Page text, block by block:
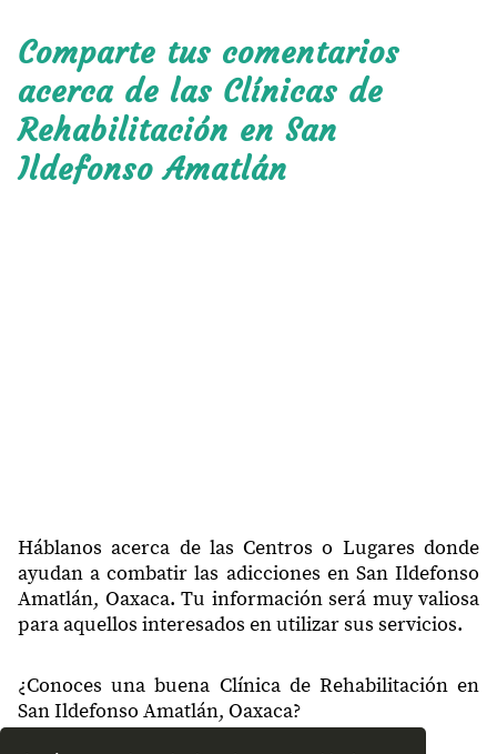
Comparte tus comentarios
acerca de las Clínicas de
Rehabilitación en San
Ildefonso Amatlán
Háblanos acerca de las Centros o Lugares donde
ayudan a combatir las adicciones en San Ildefonso
Amatlán, Oaxaca. Tu información será muy valiosa
para aquellos interesados en utilizar sus servicios.
¿Conoces una buena Clínica de Rehabilitación en
San Ildefonso Amatlán, Oaxaca?